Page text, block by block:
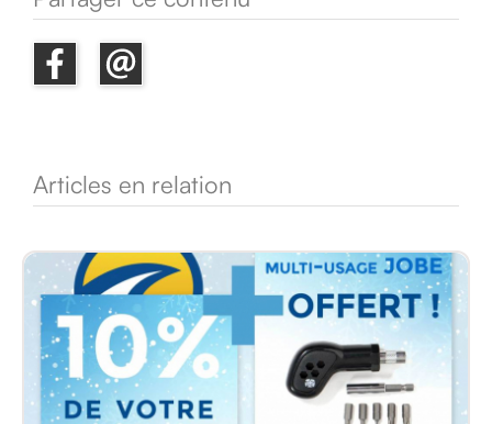
Articles en relation